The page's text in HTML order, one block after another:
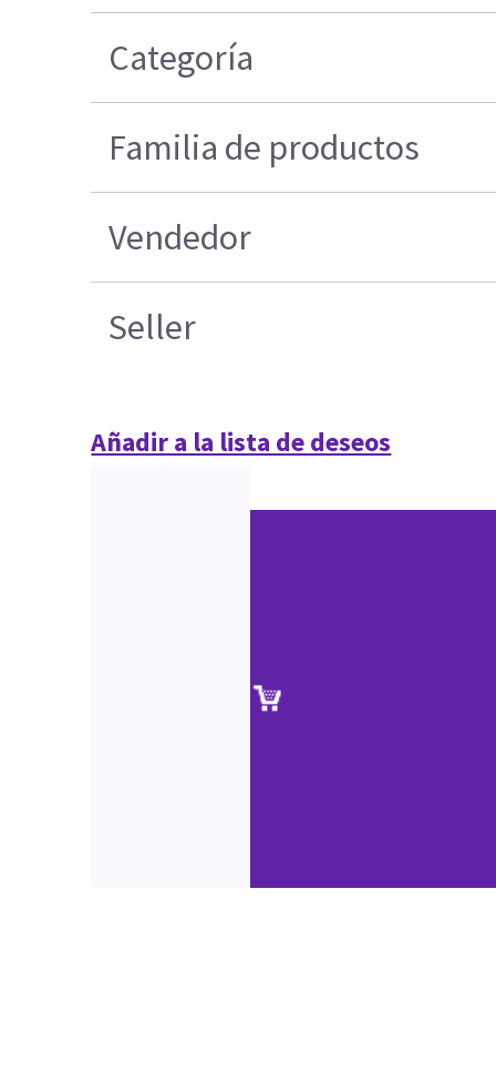
Categoría
Familia de productos
Vendedor
Seller
Añadir a la lista de deseos